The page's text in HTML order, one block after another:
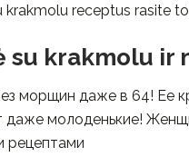
krakmolu receptus rasite
su krakmolu ir